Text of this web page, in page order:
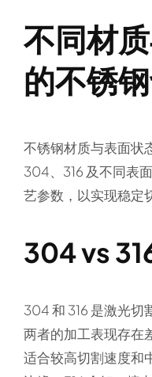
不同材
的不锈
不锈钢材质与表面状
304、316 及不同表
艺参数，以实现稳定
304 vs
304 和 316 是激光切
两者的加工表现存在
适合较高切割速度和